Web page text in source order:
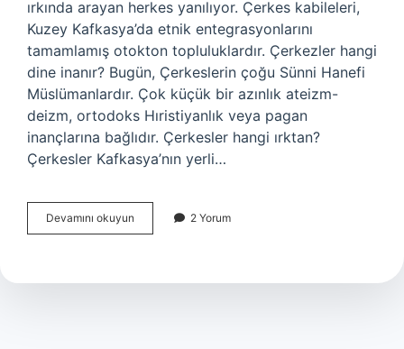
ırkında arayan herkes yanılıyor. Çerkes kabileleri,
Kuzey Kafkasya’da etnik entegrasyonlarını
tamamlamış otokton topluluklardır. Çerkezler hangi
dine inanır? Bugün, Çerkeslerin çoğu Sünni Hanefi
Müslümanlardır. Çok küçük bir azınlık ateizm-
deizm, ortodoks Hıristiyanlık veya pagan
inançlarına bağlıdır. Çerkesler hangi ırktan?
Çerkesler Kafkasya’nın yerli…
Devamını okuyun Çerkezler
Aslen
2 Yorum